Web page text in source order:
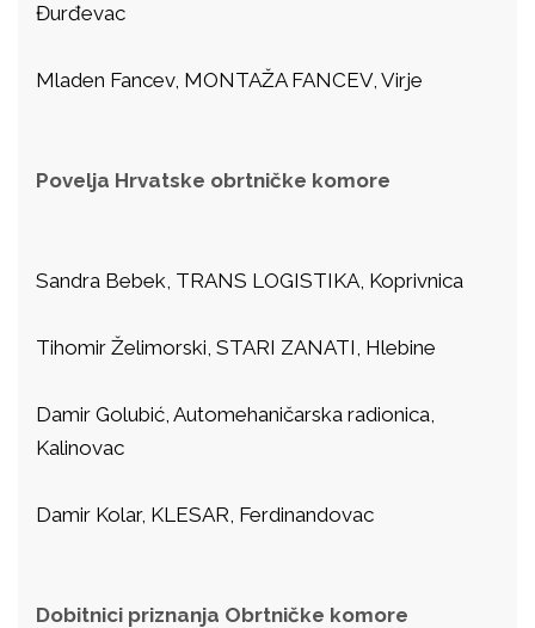
Đurđevac
Mladen Fancev, MONTAŽA FANCEV, Virje
Povelja Hrvatske obrtničke komore
Sandra Bebek, TRANS LOGISTIKA, Koprivnica
Tihomir Želimorski, STARI ZANATI, Hlebine
Damir Golubić, Automehaničarska radionica,
Kalinovac
Damir Kolar, KLESAR, Ferdinandovac
Dobitnici priznanja Obrtničke komore